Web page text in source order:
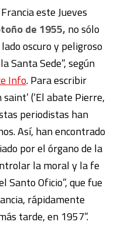
este Jueves
de 1955, no sólo
oscuro y peligroso
Santa Sede”, según
Info. Para escribir
saint’ (‘El abate Pierre,
periodistas han
Así, han encontrado
por el órgano de la
la moral y la fe
Santo Oficio”, que fue
rápidamente
tarde, en 1957”.